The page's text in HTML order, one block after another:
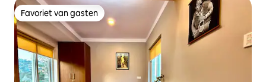
Favoriet van gasten
Favoriet van gasten